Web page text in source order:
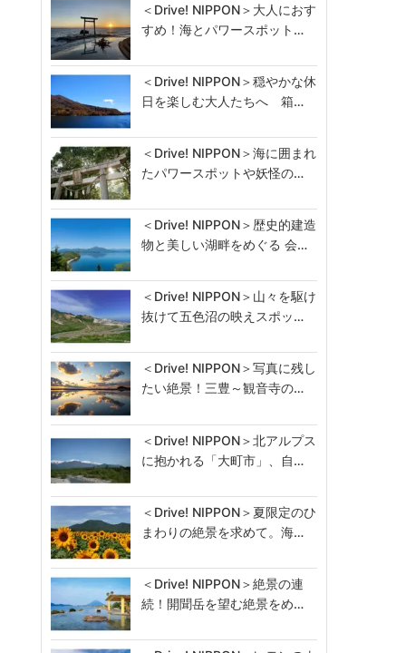
＜Drive! NIPPON＞大人におす
すめ！海とパワースポット…
＜Drive! NIPPON＞穏やかな休
日を楽しむ大人たちへ 箱…
＜Drive! NIPPON＞海に囲まれ
たパワースポットや妖怪の…
＜Drive! NIPPON＞歴史的建造
物と美しい湖畔をめぐる 会…
＜Drive! NIPPON＞山々を駆け
抜けて五色沼の映えスポッ…
＜Drive! NIPPON＞写真に残し
たい絶景！三豊～観音寺の…
＜Drive! NIPPON＞北アルプス
に抱かれる「大町市」、自…
＜Drive! NIPPON＞夏限定のひ
まわりの絶景を求めて。海…
＜Drive! NIPPON＞絶景の連
続！開聞岳を望む絶景をめ…